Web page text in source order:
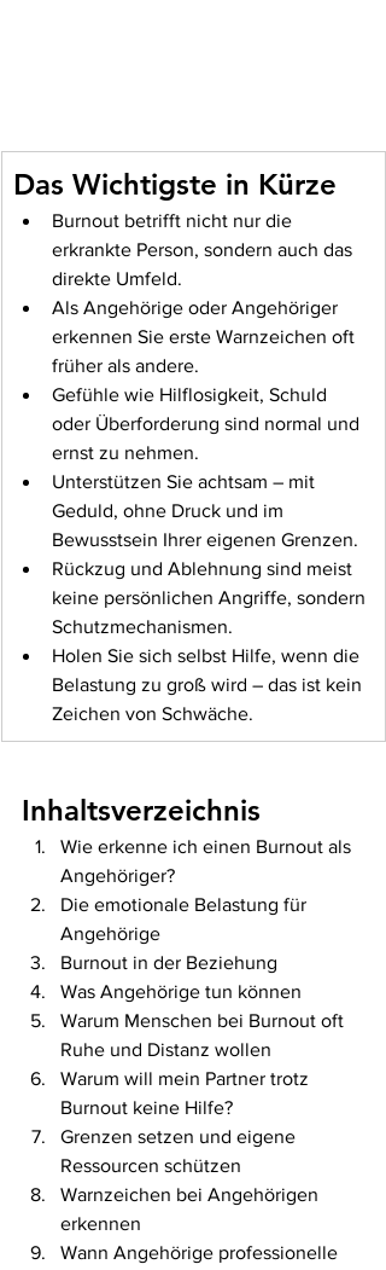
Das Wichtigste in Kürze
Burnout betrifft nicht nur die
erkrankte Person, sondern auch das
direkte Umfeld.
Als Angehörige oder Angehöriger
erkennen Sie erste Warnzeichen oft
früher als andere.
Gefühle wie Hilflosigkeit, Schuld
oder Überforderung sind normal und
ernst zu nehmen.
Unterstützen Sie achtsam – mit
Geduld, ohne Druck und im
Bewusstsein Ihrer eigenen Grenzen.
Rückzug und Ablehnung sind meist
keine persönlichen Angriffe, sondern
Schutzmechanismen.
Holen Sie sich selbst Hilfe, wenn die
Belastung zu groß wird – das ist kein
Zeichen von Schwäche.
Inhaltsverzeichnis
Wie erkenne ich einen Burnout als
Angehöriger?
Die emotionale Belastung für
Angehörige
Burnout in der Beziehung
Was Angehörige tun können
Warum Menschen bei Burnout oft
Ruhe und Distanz wollen
Warum will mein Partner trotz
Burnout keine Hilfe?
Grenzen setzen und eigene
Ressourcen schützen
Warnzeichen bei Angehörigen
erkennen
Wann Angehörige professionelle